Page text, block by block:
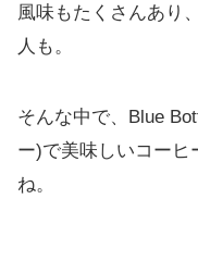
風味もたくさんあり
人も。
そんな中で、Blue
ー)で美味しいコーヒ
ね。